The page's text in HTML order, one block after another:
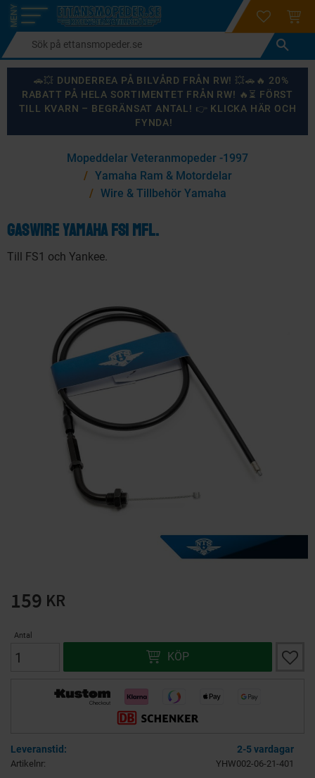
Meny
login
🚗💥 DUNDERREA PÅ BILVÅRD FRÅN RW! 💥🚗🔥 20%
RABATT PÅ HELA SORTIMENTET FRÅN RW! 🔥⏳ FÖRST
TILL KVARN – BEGRÄNSAT ANTAL! 👉 KLICKA HÄR OCH
FYNDA!
KANSKE NÅGON AV DESSA PRODUKTER KAN INTRESSERA
DIG?
Montage/Arbetshandsk
e Hanvo PE304 1 par
20 KR
KÖP
Solglasögon 5 pack
125
KÖP
Mopeddelar Veteranmopeder -1997
Yamaha Ram & Motordelar
Wire & Tillbehör Yamaha
Gaswire Yamaha FS1 mfl.
Till FS1 och Yankee.
159 KR
Antal
KÖP Lägg
2-5 vardagar
Artikelnr YHW002-06-21-401